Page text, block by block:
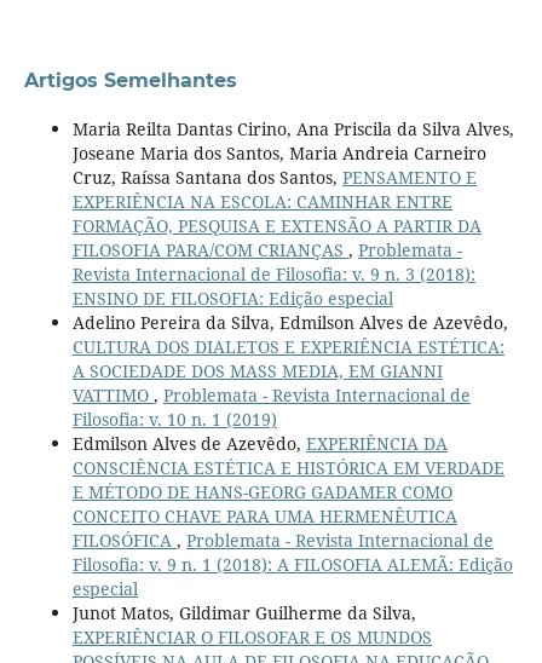
Artigos Semelhantes
Maria Reilta Dantas Cirino, Ana Priscila da Silva Alves,
Joseane Maria dos Santos, Maria Andreia Carneiro
Cruz, Raíssa Santana dos Santos, PENSAMENTO E
EXPERIÊNCIA NA ESCOLA: CAMINHAR ENTRE
FORMAÇÃO, PESQUISA E EXTENSÃO A PARTIR DA
FILOSOFIA PARA/COM CRIANÇAS , Problemata -
Revista Internacional de Filosofia: v. 9 n. 3 (2018):
ENSINO DE FILOSOFIA: Edição especial
Adelino Pereira da Silva, Edmilson Alves de Azevêdo,
CULTURA DOS DIALETOS E EXPERIÊNCIA ESTÉTICA:
A SOCIEDADE DOS MASS MEDIA, EM GIANNI
VATTIMO , Problemata - Revista Internacional de
Filosofia: v. 10 n. 1 (2019)
Edmilson Alves de Azevêdo, EXPERIÊNCIA DA
CONSCIÊNCIA ESTÉTICA E HISTÓRICA EM VERDADE
E MÉTODO DE HANS-GEORG GADAMER COMO
CONCEITO CHAVE PARA UMA HERMENÊUTICA
FILOSÓFICA , Problemata - Revista Internacional de
Filosofia: v. 9 n. 1 (2018): A FILOSOFIA ALEMÃ: Edição
especial
Junot Matos, Gildimar Guilherme da Silva,
EXPERIÊNCIAR O FILOSOFAR E OS MUNDOS